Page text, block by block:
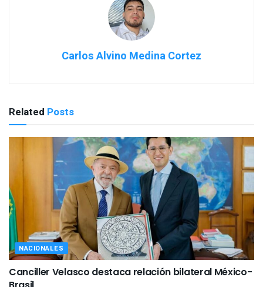
Carlos Alvino Medina Cortez
Related Posts
NACIONALES
Canciller Velasco destaca relación bilateral México-